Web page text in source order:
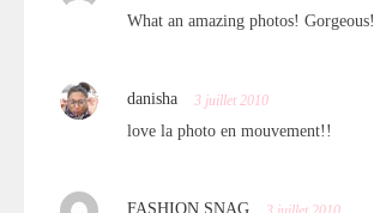
What an amazing photos! Gorgeous!
danisha 3 juillet 2010
love la photo en mouvement!!
FASHION SNAG